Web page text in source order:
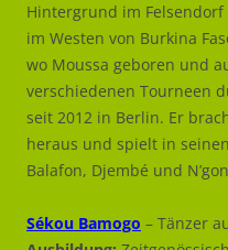
Hintergrund im Felsendorf
im Westen von Burkina
wo Moussa geboren und
verschiedenen Tourneen
seit 2012 in Berlin. Er
heraus und spielt in
Balafon, Djembé und
Sékou Bamogo – Tänzer